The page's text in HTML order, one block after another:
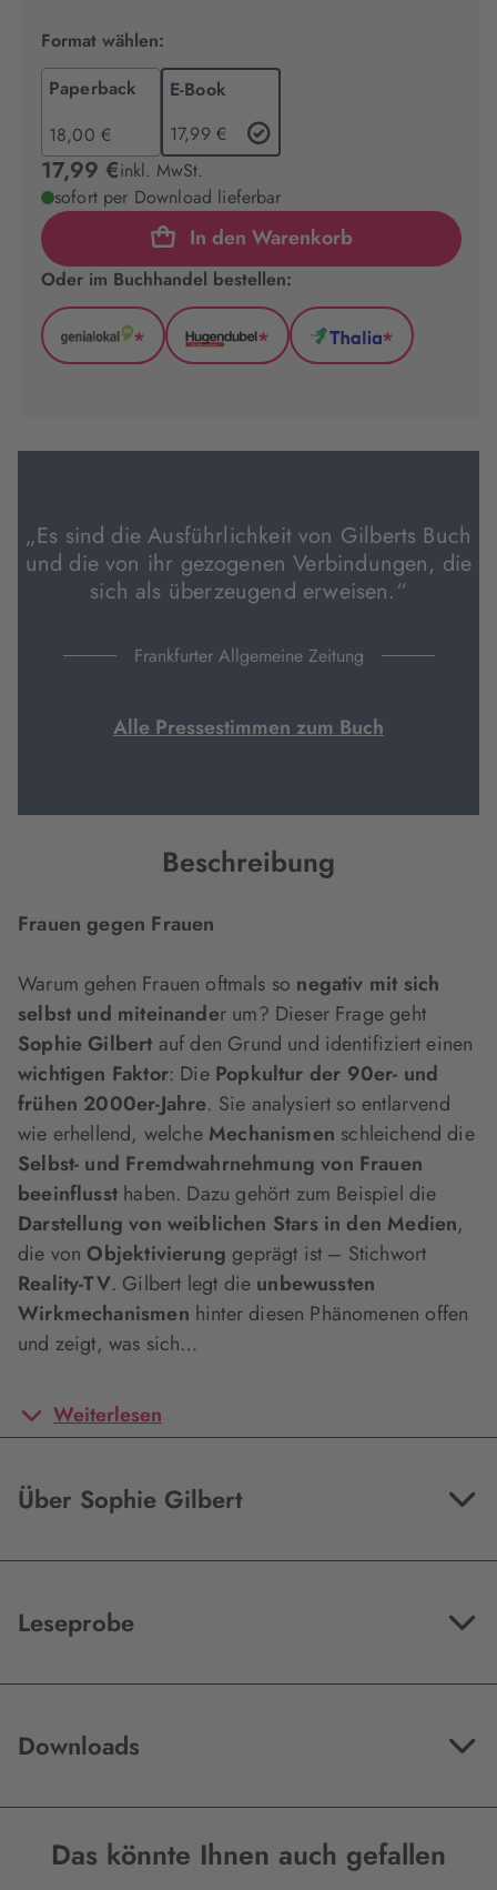
Format wählen:
Paperback
18,00 €
E-Book
17,99 €
17,99 €inkl. MwSt.
sofort per Download lieferbar
In den Warenkorb
Oder im Buchhandel bestellen:
GenialLokal
Tab
*
Hugendubel
Tab
*
Thalia
Tab
*
„Es sind die Ausführlichkeit von Gilberts Buch
und die von ihr gezogenen Verbindungen, die
sich als überzeugend erweisen.“
Frankfurter Allgemeine Zeitung
Alle Pressestimmen zum Buch
Beschreibung
Frauen gegen Frauen
Warum gehen Frauen oftmals so negativ mit sich
selbst und miteinander um? Dieser Frage geht
Sophie Gilbert auf den Grund und identifiziert einen
wichtigen Faktor: Die Popkultur der 90er- und
frühen 2000er-Jahre. Sie analysiert so entlarvend
wie erhellend, welche Mechanismen schleichend die
Selbst- und Fremdwahrnehmung von Frauen
beeinflussthaben. Dazu gehört zum Beispiel die
Darstellung von weiblichen Stars in den Medien,
die vonObjektivierunggeprägt ist – Stichwort
Reality-TV. Gilbert legt die unbewussten
Wirkmechanismen hinter diesen Phänomenen offen
und zeigt, was sich…
Weiterlesen
Über Sophie Gilbert
Leseprobe
Downloads
Das könnte Ihnen auch gefallen